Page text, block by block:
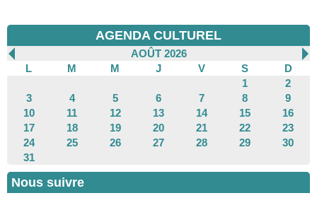
AGENDA CULTUREL
AOÛT 2026
L
M M J V S
D
1
2
3
4 5 6 7 8
9
10
11 12 13 14 15
16
17
18 19 20 21 22
23
24
25 26 27 28 29
30
31
Nous suivre